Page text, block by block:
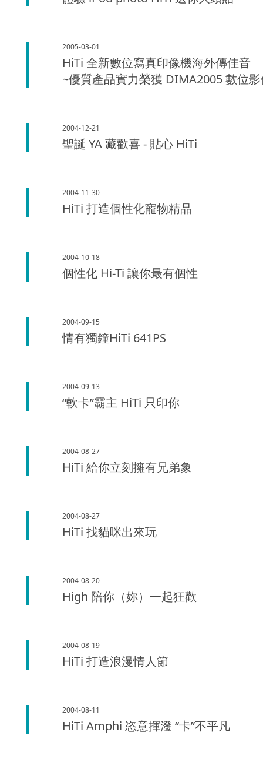
2005-03-01
HiTi 全新數位寫真印像機海外傳佳音
~優質產品實力榮獲 DIMA2005 數位
2004-12-21
聖誕 YA 藏歡喜 - 貼心 HiTi
2004-11-30
HiTi 打造個性化寵物精品
2004-10-18
個性化 Hi-Ti 讓你最有個性
2004-09-15
情有獨鐘HiTi 641PS
2004-09-13
“軟卡”霸主 HiTi 只印你
2004-08-27
HiTi 給你立刻擁有兄弟象
2004-08-27
HiTi 找貓咪出來玩
2004-08-20
High 陪你（妳）一起狂歡
2004-08-19
HiTi 打造浪漫情人節
2004-08-11
HiTi Amphi 恣意揮潑 “卡”不平凡